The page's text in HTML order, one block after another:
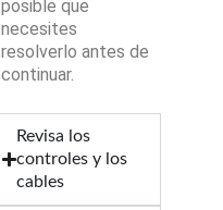
posible que
necesites
resolverlo antes de
continuar.
Revisa los
controles y los
cables